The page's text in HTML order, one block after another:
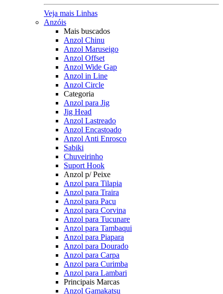
Veja mais Linhas
Anzóis
Mais buscados
Anzol Chinu
Anzol Maruseigo
Anzol Offset
Anzol Wide Gap
Anzol in Line
Anzol Circle
Categoria
Anzol para Jig
Jig Head
Anzol Lastreado
Anzol Encastoado
Anzol Anti Enrosco
Sabiki
Chuveirinho
Suport Hook
Anzol p/ Peixe
Anzol para Tilapia
Anzol para Traira
Anzol para Pacu
Anzol para Corvina
Anzol para Tucunare
Anzol para Tambaqui
Anzol para Piapara
Anzol para Dourado
Anzol para Carpa
Anzol para Curimba
Anzol para Lambari
Principais Marcas
Anzol Gamakatsu